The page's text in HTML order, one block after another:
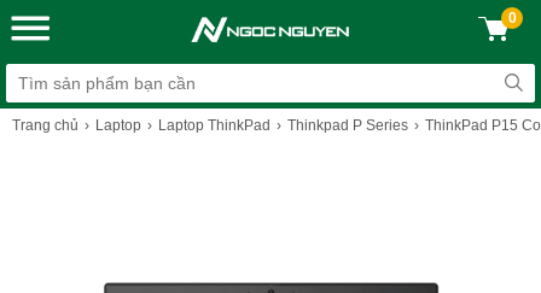
0
Trang chủ Laptop Laptop ThinkPad Thinkpad P Series ThinkPad P15